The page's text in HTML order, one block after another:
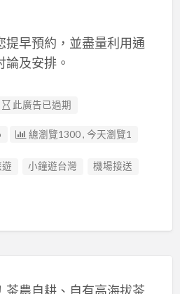
提早預約，並盡量利用通
及安排。
此廣告已過期
總瀏覽1300 , 今天瀏覽1
小鐘遊台灣
機場接送
茶農自耕、自有高海拔茶